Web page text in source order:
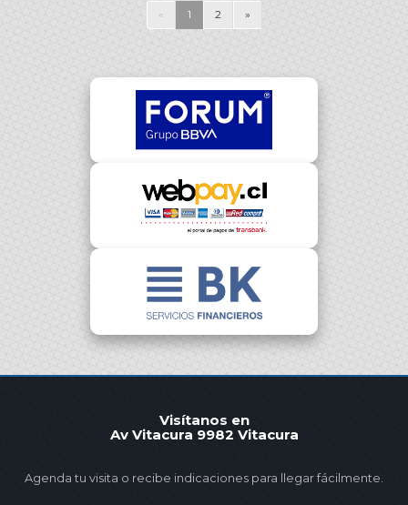
« 1 2 »
Visítanos en
Av Vitacura 9982 Vitacura
Agenda tu visita o recibe indicaciones para llegar fácilmente.